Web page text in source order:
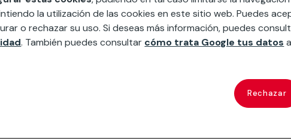
todo lo que necesites:
Cuéntanos que necesitas
la utilización de las cookies en este sitio web. Puedes
o rechazar su uso. Si deseas más información, puedes
. También puedes consultar cómo trata Google tus datos
Rechazar